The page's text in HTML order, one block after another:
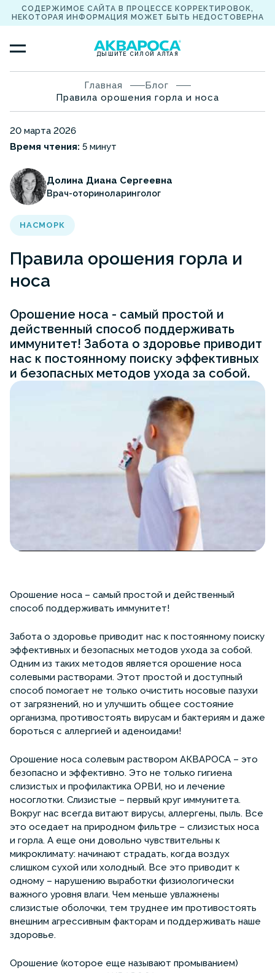
СОДЕРЖИМОЕ САЙТА В ПРОЦЕССЕ КОРРЕКТИРОВОК,
НЕКОТОРАЯ ИНФОРМАЦИЯ МОЖЕТ БЫТЬ НЕДОСТОВЕРНА
ДЫШИТЕ СИЛОЙ АЛТАЯ
Главная
Блог
Правила орошения горла и носа
20 марта 2026
Время чтения: 5 минут
Долина Диана Сергеевна
Врач-оториноларинголог
НАСМОРК
Правила орошения горла и
носа
Орошение носа - самый простой и
действенный способ поддерживать
иммунитет! Забота о здоровье приводит
нас к постоянному поиску эффективных
и безопасных методов ухода за собой.
Орошение носа – самый простой и действенный
способ поддерживать иммунитет!
Забота о здоровье приводит нас к постоянному поиску
эффективных и безопасных методов ухода за собой.
Одним из таких методов является орошение носа
солевыми растворами. Этот простой и доступный
способ помогает не только очистить носовые пазухи
от загрязнений, но и улучшить общее состояние
организма, противостоять вирусам и бактериям и даже
бороться с аллергией и аденоидами!
Орошение носа солевым раствором АКВАРОСА – это
безопасно и эффективно. Это не только гигиена
слизистых и профилактика ОРВИ, но и лечение
носоглотки. Слизистые – первый круг иммунитета.
Вокруг нас всегда витают вирусы, аллергены, пыль. Все
это оседает на природном фильтре – слизистых носа
и горла. А еще они довольно чувствительны к
микроклимату: начинают страдать, когда воздух
слишком сухой или холодный. Все это приводит к
одному – нарушению выработки физиологически
важного уровня влаги. Чем меньше увлажнены
слизистые оболочки, тем труднее им противостоять
внешним агрессивным факторам и поддерживать наше
здоровье.
Орошение (которое еще называют промыванием)